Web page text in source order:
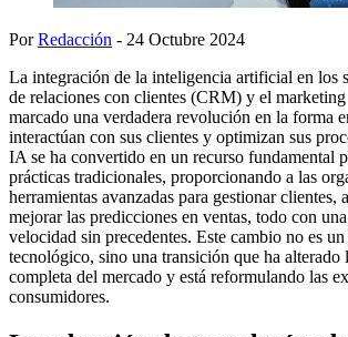
PorRedacción - 24 Octubre 2024
La integración de la inteligencia artificial en los
de relaciones con clientes (CRM) y el marketing
marcado una verdadera revolución en la forma
interactúan con sus clientes y optimizan sus
IA se ha convertido en un recurso fundamental
prácticas tradicionales, proporcionando a las
herramientas avanzadas para gestionar clientes,
mejorar las predicciones en ventas, todo con
velocidad sin precedentes. Este cambio no es
tecnológico, sino una transición que ha alterado
completa del mercado y está reformulando las
consumidores.